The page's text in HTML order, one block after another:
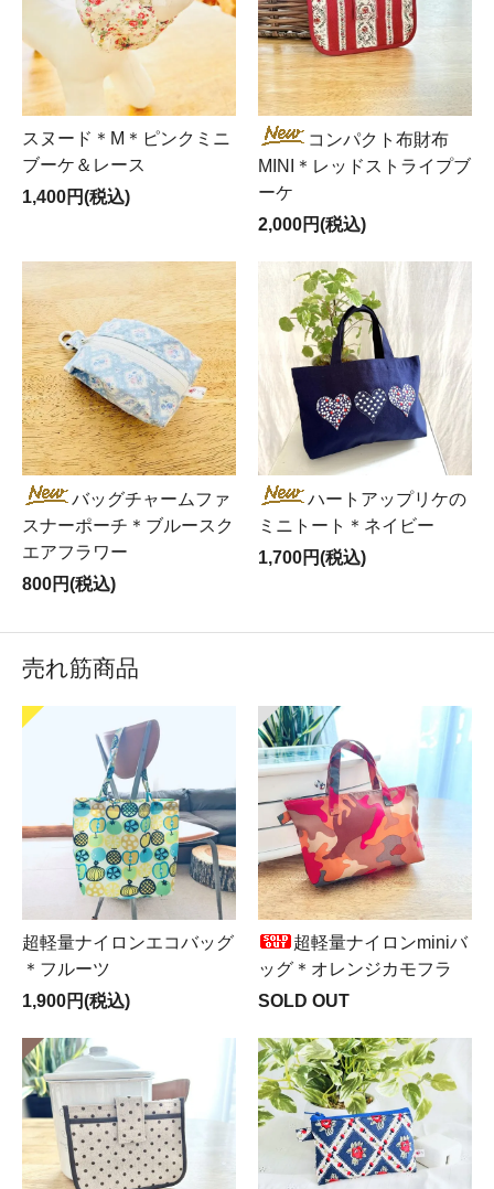
スヌード＊M＊ピンクミニ
ブーケ＆レース
1,400円(税込)
コンパクト布財布
MINI＊レッドストライプブ
ーケ
2,000円(税込)
バッグチャームファ
スナーポーチ＊ブルースク
エアフラワー
800円(税込)
ハートアップリケの
ミニトート＊ネイビー
1,700円(税込)
売れ筋商品
超軽量ナイロンエコバッグ
＊フルーツ
1,900円(税込)
超軽量ナイロンminiバ
ッグ＊オレンジカモフラ
SOLD OUT